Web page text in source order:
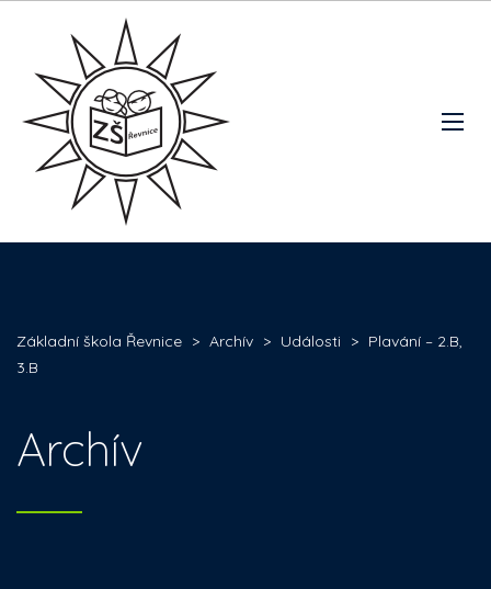
Základní škola Řevnice > Archív > Události > Plavání – 2.B,
3.B
Archív